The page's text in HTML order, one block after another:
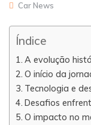
Car News
Índice
A evolução
O início da
Tecnologia e
Desafios
O impacto no